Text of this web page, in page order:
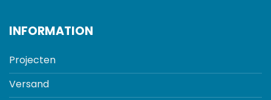
INFORMATION
Projecten
Versand